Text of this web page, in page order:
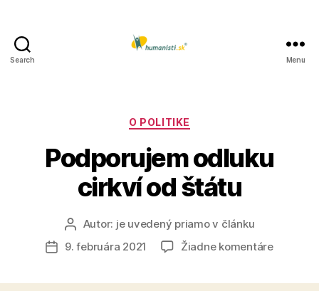
Search Menu
Kategórie
O POLITIKE
Podporujem odluku
cirkví od štátu
Autor
článku
Autor: je uvedený priamo v článku
Dátum
9. februára 2021 Žiadne komentárena